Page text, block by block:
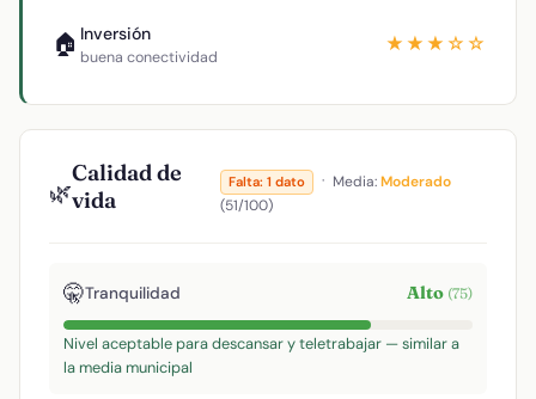
🏠 Inversión
buena conectividad
★★★☆☆
🌿
Calidad de
vida
Falta: 1 dato · Media:Moderado
(51/100)
🤫Tranquilidad Alto (75)
Nivel aceptable para descansar y teletrabajar — similar a
la media municipal